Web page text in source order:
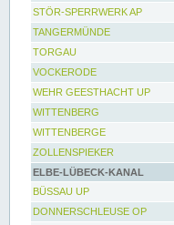
STÖR-SPERRWERK AP
TANGERMÜNDE
TORGAU
VOCKERODE
WEHR GEESTHACHT UP
WITTENBERG
WITTENBERGE
ZOLLENSPIEKER
ELBE-LÜBECK-KANAL
BÜSSAU UP
DONNERSCHLEUSE OP